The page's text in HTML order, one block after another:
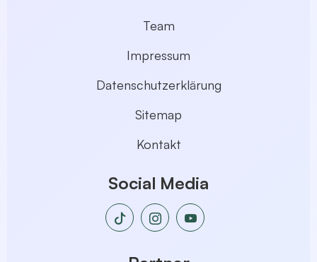
Team
Impressum
Datenschutzerklärung
Sitemap
Kontakt
Social Media